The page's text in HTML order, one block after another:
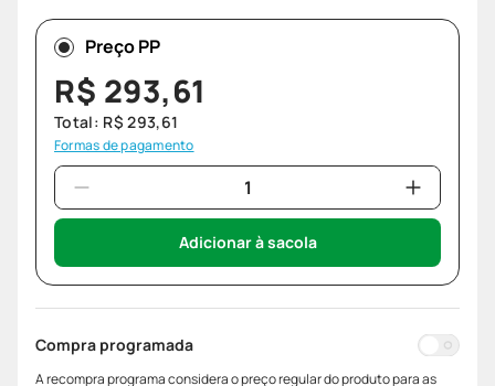
Preço PP
R$ 293,61
Total: R$ 293,61
Formas de pagamento
Adicionar à sacola
Compra programada
A recompra programa considera o preço regular do produto para as